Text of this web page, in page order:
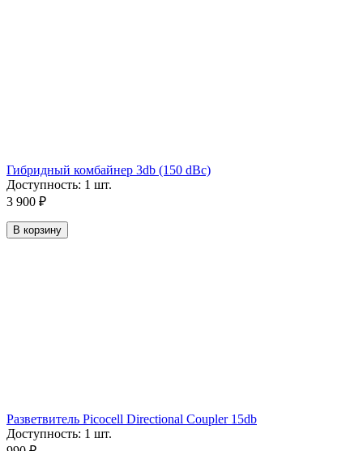
Гибридный комбайнер 3db (150 dBc)
Доступность: 1 шт.
3 900 ₽
В корзину
Разветвитель Picocell Directional Coupler 15db
Доступность: 1 шт.